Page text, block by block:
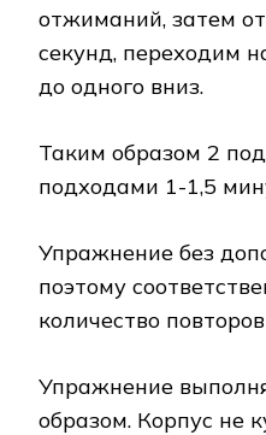
отжиманий, затем
секунд, переходим
до одного вниз.
Таким образом 2
подходами 1-1,5
Упражнение без
поэтому
количество
Упражнение
образом. Корпус не